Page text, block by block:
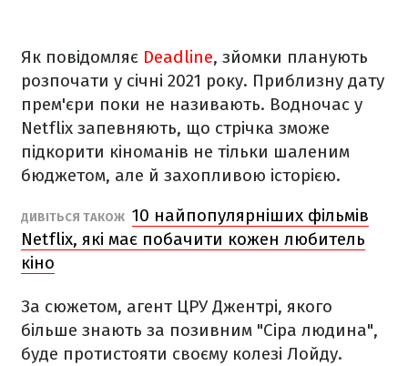
Як повідомляє Deadline, зйомки планують
розпочати у січні 2021 року. Приблизну дату
прем'єри поки не називають. Водночас у
Netflix запевняють, що стрічка зможе
підкорити кіноманів не тільки шаленим
бюджетом, але й захопливою історією.
ДИВІТЬСЯ ТАКОЖ 10 найпопулярніших фільмів
Netflix, які має побачити кожен любитель
кіно
За сюжетом, агент ЦРУ Джентрі, якого
більше знають за позивним "Сіра людина",
буде протистояти своєму колезі Лойду.